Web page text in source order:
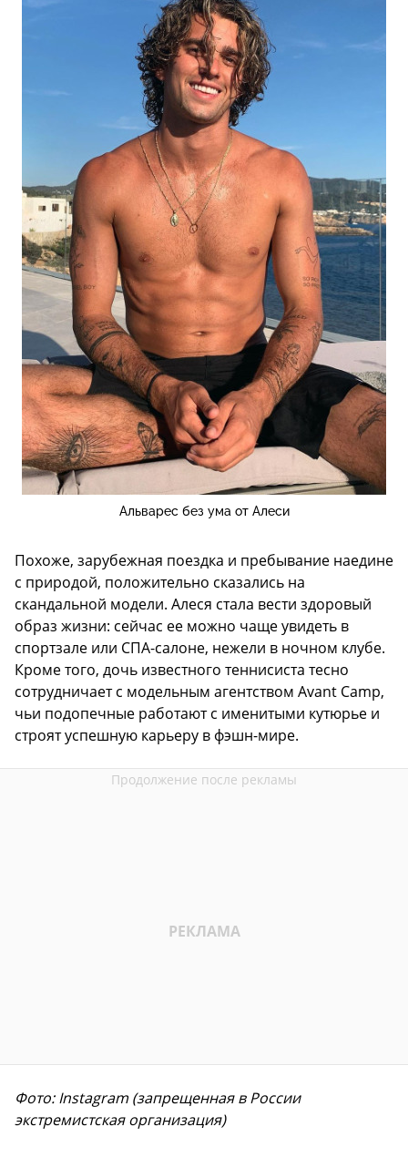
Альварес без ума от Алеси
Похоже, зарубежная поездка и пребывание наедине
с природой, положительно сказались на
скандальной модели. Алеся стала вести здоровый
образ жизни: сейчас ее можно чаще увидеть в
спортзале или СПА-салоне, нежели в ночном клубе.
Кроме того, дочь известного теннисиста тесно
сотрудничает с модельным агентством Avant Camp,
чьи подопечные работают с именитыми кутюрье и
строят успешную карьеру в фэшн-мире.
Фото: Instagram (запрещенная в России
экстремистская организация)